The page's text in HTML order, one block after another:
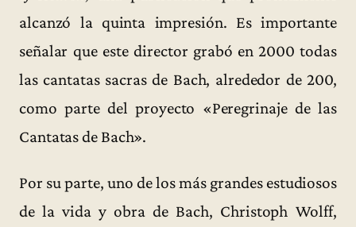
alcanzó la quinta impresión. Es importante
señalar que este director grabó en 2000 todas
las cantatas sacras de Bach, alrededor de 200,
como parte del proyecto «Peregrinaje de las
Cantatas de Bach».
Por su parte, uno de los más grandes estudiosos
de la vida y obra de Bach, Christoph Wolff,